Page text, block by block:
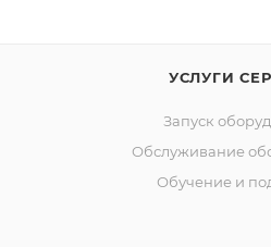
УСЛУГИ
Запуск
Обслуживание
Обучение и